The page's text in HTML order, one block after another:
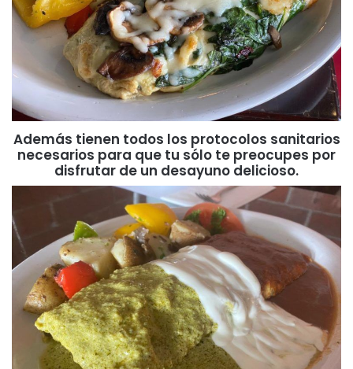
Además tienen todos los protocolos sanitarios
necesarios para que tu sólo te preocupes por
disfrutar de un desayuno delicioso.